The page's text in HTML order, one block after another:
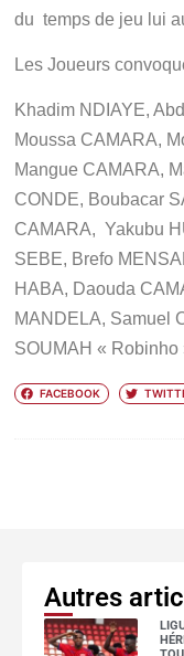
du temps de jeu lui
Les Joueurs
Khadim NDIAYE,
Moussa CAMARA,
Mangue CAMARA,
CONDE, Boubacar
CAMARA, Yakubu
SEBE, Brefo
HABA, Daouda
MANDELA, Samuel
SOUMAH « Robinho
FACEBOOK
Autres